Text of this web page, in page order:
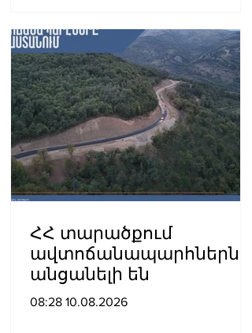
ՀՀ տարածքում
ավտոճանապարհներն
անցանելի են
08:28 10.08.2026